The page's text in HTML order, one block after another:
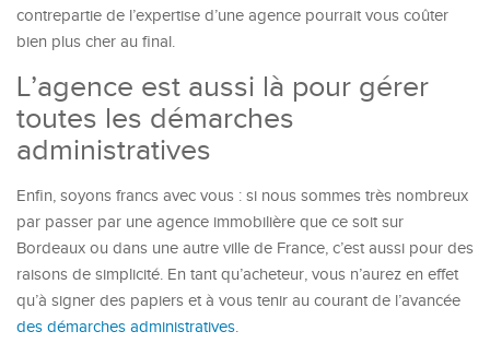
contrepartie de l’expertise d’une agence pourrait vous coûter
bien plus cher au final.
L’agence est aussi là pour gérer
toutes les démarches
administratives
Enfin, soyons francs avec vous : si nous sommes très nombreux
par passer par une agence immobilière que ce soit sur
Bordeaux ou dans une autre ville de France, c’est aussi pour des
raisons de simplicité. En tant qu’acheteur, vous n’aurez en effet
qu’à signer des papiers et à vous tenir au courant de l’avancée
des démarches administratives.